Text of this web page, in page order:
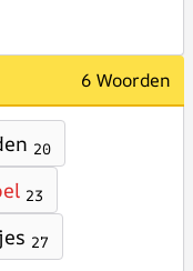
6 Woorden
20
23
27